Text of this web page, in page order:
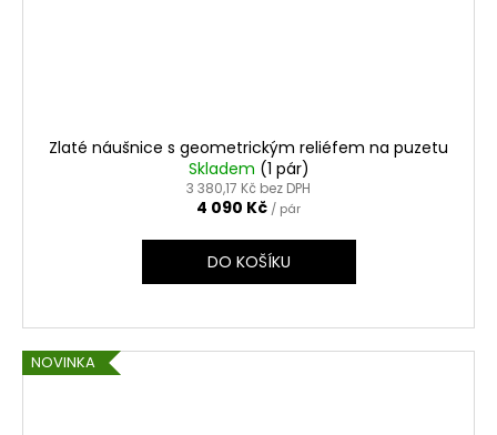
Zlaté náušnice s geometrickým reliéfem na puzetu
Skladem (1 pár)
3 380,17 Kč bez DPH
4 090 Kč / pár
DO KOŠÍKU
NOVINKA